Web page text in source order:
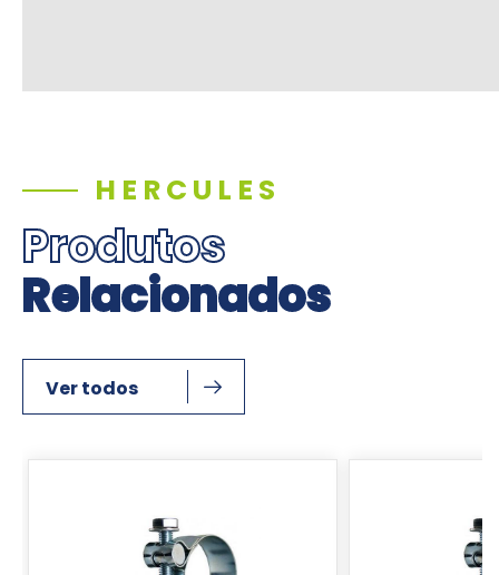
HERCULES
Produtos
Relacionados
Ver todos